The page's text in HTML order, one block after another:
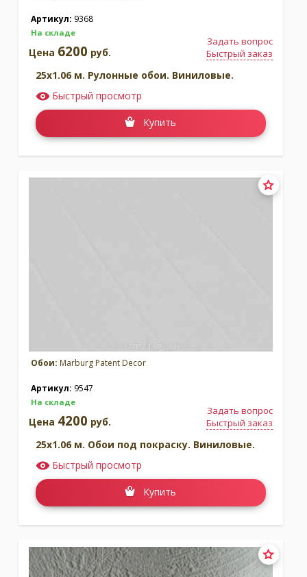
Артикул: 9368
На складе
Задать вопрос
Быстрый заказ
Цена 6200 руб.
25x1.06 м. Рулонные обои. Виниловые.
Быстрый просмотр
Купить
Обои: Marburg Patent Decor
Артикул: 9547
На складе
Задать вопрос
Быстрый заказ
Цена 4200 руб.
25x1.06 м. Обои под покраску. Виниловые.
Быстрый просмотр
Купить